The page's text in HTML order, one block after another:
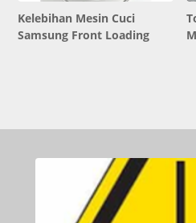
Kelebihan Mesin Cuci
Samsung Front Loading